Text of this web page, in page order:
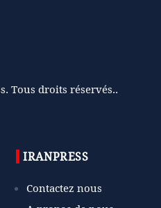
Tous droits réservés..
IRANPRESS
Contactez nous